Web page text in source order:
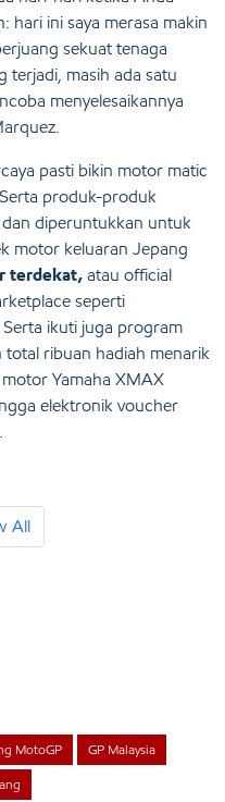
hari ini saya merasa makin
sekuat tenaga
terjadi, masih ada satu
menyelesaikannya
pasti bikin motor matic
produk-produk
dan diperuntukkan untuk
motor keluaran Jepang
terdekat, atau official
seperti
Serta ikuti juga program
ribuan hadiah menarik
Yamaha XMAX
elektronik voucher
All
MotoGP GP Malaysia